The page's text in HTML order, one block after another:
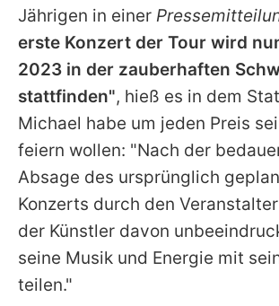
Jährigen in einer
erste Konzert der Tour wird
2023 in der zauberhaften
stattfinden", hieß es in dem
Michael habe um jeden Preis
feiern wollen: "Nach der
Absage des ursprünglich
Konzerts durch den
der Künstler davon
seine Musik und Energie mit
teilen."